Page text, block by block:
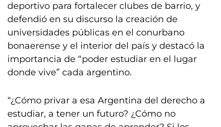
deportivo para fortalecer clubes de barrio, y
defendió en su discurso la creación de
universidades públicas en el conurbano
bonaerense y el interior del país y destacó la
importancia de “poder estudiar en el lugar
donde vive” cada argentino.
“¿Cómo privar a esa Argentina del derecho a
estudiar, a tener un futuro? ¿Cómo no